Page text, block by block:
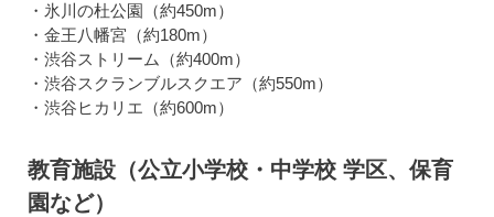
・氷川の杜公園（約450m）
・金王八幡宮（約180m）
・渋谷ストリーム（約400m）
・渋谷スクランブルスクエア（約550m）
・渋谷ヒカリエ（約600m）
教育施設（公立小学校・中学校 学区、保育
園など）